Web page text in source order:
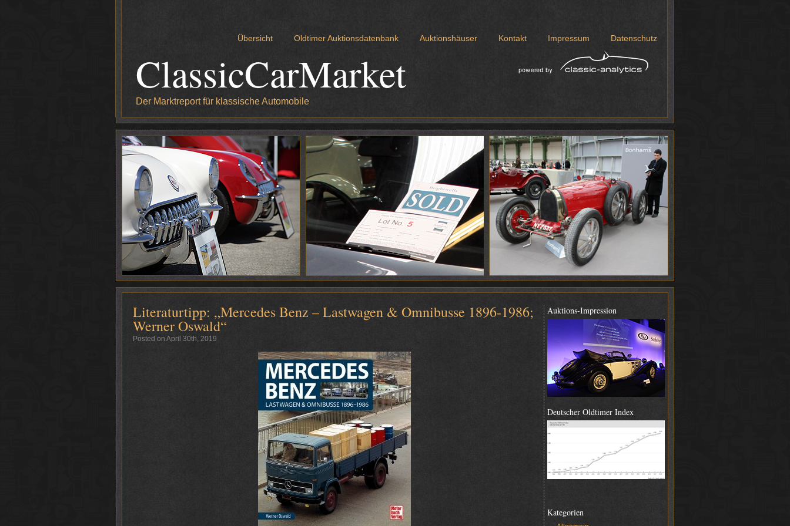
Übersicht Oldtimer Auktionsdatenbank Auktionshäuser Kontakt Impressum Datenschutz
ClassicCarMarket
Der Marktreport für klassische Automobile
Literaturtipp: „Mercedes Benz – Lastwagen & Omnibusse 1896-1986;
Werner Oswald“
Posted on April 30th, 2019
Auktions-Impression
Deutscher Oldtimer Index
Kategorien